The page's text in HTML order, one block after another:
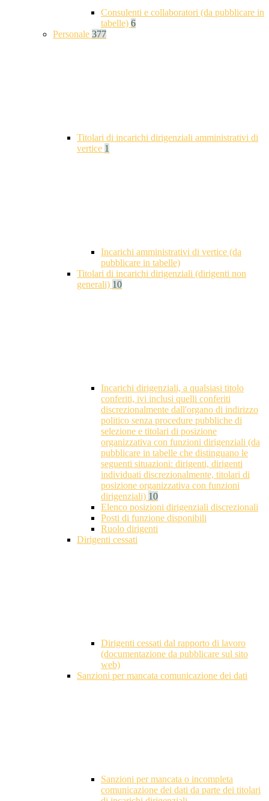
Consulenti e collaboratori (da pubblicare in
tabelle) 6
Personale 377
Titolari di incarichi dirigenziali amministrativi di
vertice 1
Incarichi amministrativi di vertice (da
pubblicare in tabelle)
Titolari di incarichi dirigenziali (dirigenti non
generali) 10
Incarichi dirigenziali, a qualsiasi titolo
conferiti, ivi inclusi quelli conferiti
discrezionalmente dall'organo di indirizzo
politico senza procedure pubbliche di
selezione e titolari di posizione
organizzativa con funzioni dirigenziali (da
pubblicare in tabelle che distinguano le
seguenti situazioni: dirigenti, dirigenti
individuati discrezionalmente, titolari di
posizione organizzativa con funzioni
dirigenziali) 10
Elenco posizioni dirigenziali discrezionali
Posti di funzione disponibili
Ruolo dirigenti
Dirigenti cessati
Dirigenti cessati dal rapporto di lavoro
(documentazione da pubblicare sul sito
web)
Sanzioni per mancata comunicazione dei dati
Sanzioni per mancata o incompleta
comunicazione dei dati da parte dei titolari